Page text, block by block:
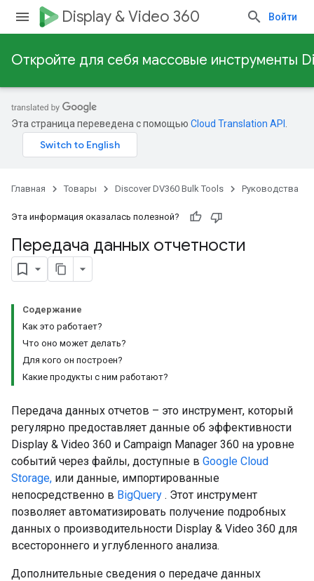
Display & Video 360 Войти
Откройте для себя массовые инструменты
Эта страница переведена с помощью Cloud Translation API
Главная Товары Discover DV360 Bulk Tools Руководства
Эта информация оказалась полезной?
Передача данных отчетности
Содержание
Как это работает?
Что оно может делать?
Для кого он построен?
Какие продукты с ним работают?
Передача данных отчетов – это инструмент, который
регулярно предоставляет данные об эффективности
Display & Video 360 и Campaign Manager 360 на уровне
событий через файлы, доступные в Google Cloud
Storage, или данные, импортированные
непосредственно в BigQuery . Этот инструмент
позволяет автоматизировать получение подробных
данных о производительности Display & Video 360 для
всестороннего и углубленного анализа.
Дополнительные сведения о передаче данных